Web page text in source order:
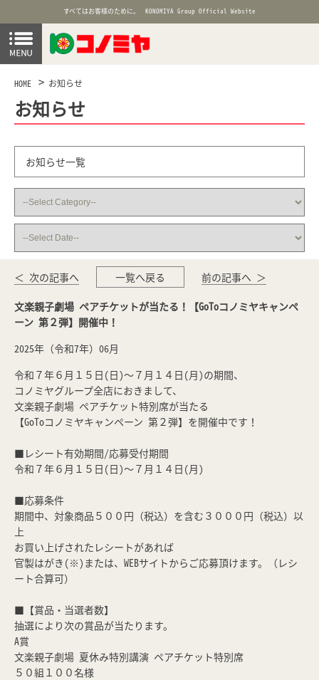
すべてはお客様のために。 KONOMIYA Group Official Website
HOME お知らせ
お知らせ
お知らせ一覧
＜ 次の記事へ 一覧へ戻る 前の記事へ ＞
文楽親子劇場 ペアチケットが当たる！【GoToコノミヤキャンペ
ーン 第２弾】開催中！
2025年（令和7年）06月
令和７年６月１５日(日)～７月１４日(月)の期間、
コノミヤグループ全店におきまして、
文楽親子劇場 ペアチケット特別席が当たる
【GoToコノミヤキャンペーン 第２弾】を開催中です！
■レシート有効期間/応募受付期間
令和７年６月１５日(日)～７月１４日(月)
■応募条件
期間中、対象商品５００円（税込）を含む３０００円（税込）以
上
お買い上げされたレシートがあれば
官製はがき(※)または、WEBサイトからご応募頂けます。（レシ
ート合算可）
■【賞品・当選者数】
抽選により次の賞品が当たります。
A賞
文楽親子劇場 夏休み特別講演 ペアチケット特別席
５０組１００名様